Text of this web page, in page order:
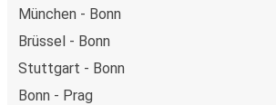
München - Bonn
Brüssel - Bonn
Stuttgart - Bonn
Bonn - Prag